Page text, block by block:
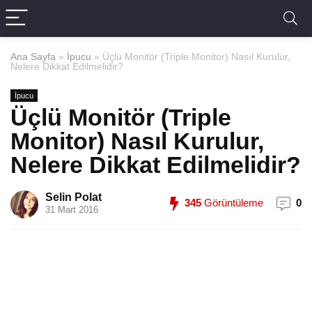
Ana Sayfa » İpucu » Üçlü Monitör (Triple Monitor) Nasıl Kurulur,
Nelere Dikkat Edilmelidir?
İpucu
Üçlü Monitör (Triple
Monitor) Nasıl Kurulur,
Nelere Dikkat Edilmelidir?
Selin Polat
31 Mart 2016
345 Görüntüleme 0